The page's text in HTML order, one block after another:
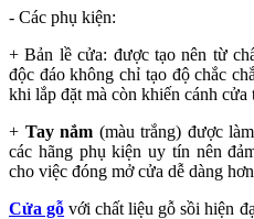
- Các phụ kiện:
+ Bản lề cửa: được tạo nên từ
độc đáo không chỉ tạo độ chắc
khi lắp đặt mà còn khiến cánh cửa
+ Tay nắm (màu trắng) được
các hãng phụ kiện uy tín nên
cho việc đóng mở cửa dễ dàng
Cửa gỗ với chất liệu gỗ sồi hiện